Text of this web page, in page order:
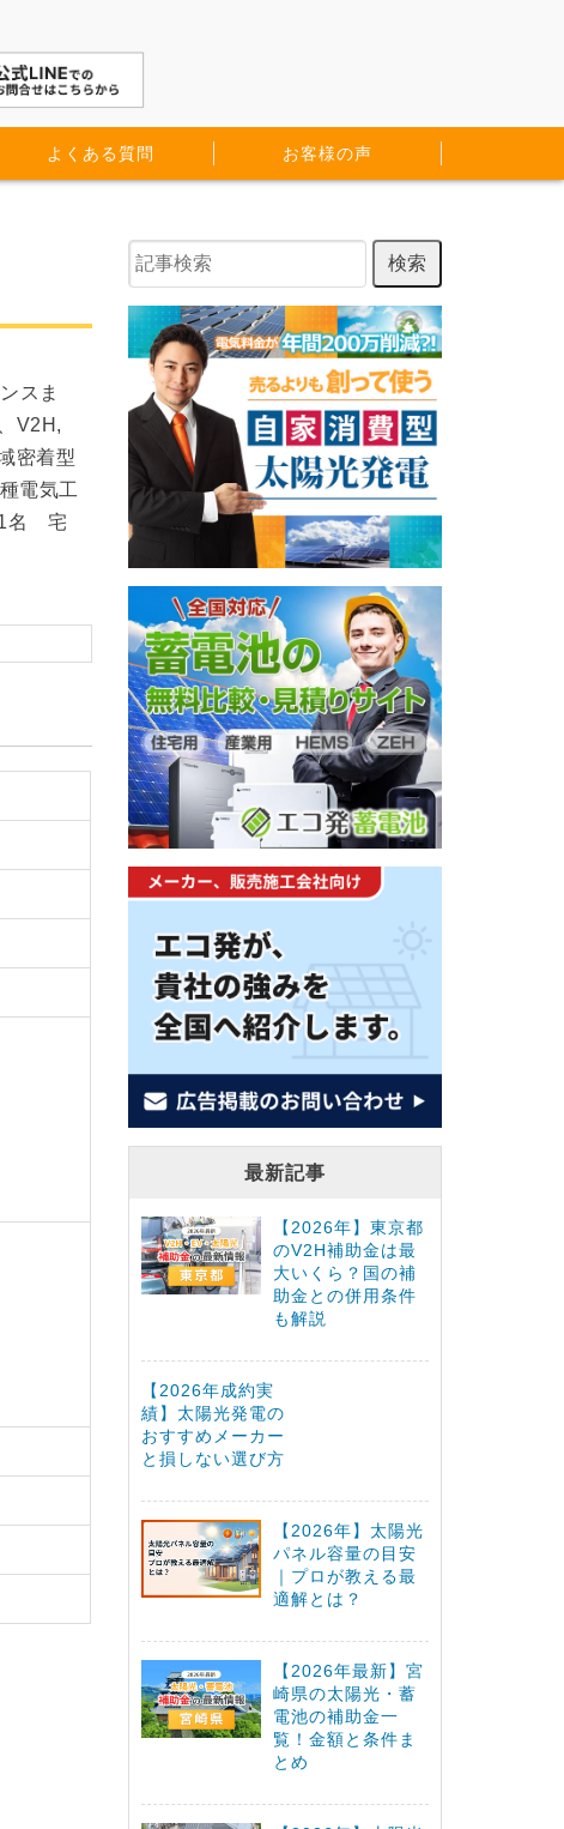
よくある質問 お客様の声
スま
V2H,
密着型
電気工
1名 宅
最新記事
【2026年】東京都
のV2H補助金は最
大いくら？国の補
助金との併用条件
も解説
【2026年成約実
績】太陽光発電の
おすすめメーカー
と損しない選び方
【2026年】太陽光
パネル容量の目安
｜プロが教える最
適解とは？
【2026年最新】宮
崎県の太陽光・蓄
電池の補助金一
覧！金額と条件ま
とめ